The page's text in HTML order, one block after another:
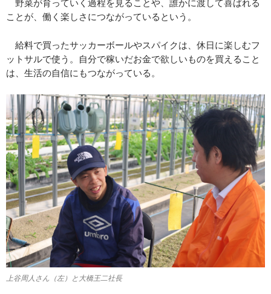
野菜が育っていく過程を見ることや、誰かに渡して喜ばれる
ことが、働く楽しさにつながっているという。
給料で買ったサッカーボールやスパイクは、休日に楽しむフ
ットサルで使う。自分で稼いだお金で欲しいものを買えること
は、生活の自信にもつながっている。
上谷周人さん（左）と大橋王二社長